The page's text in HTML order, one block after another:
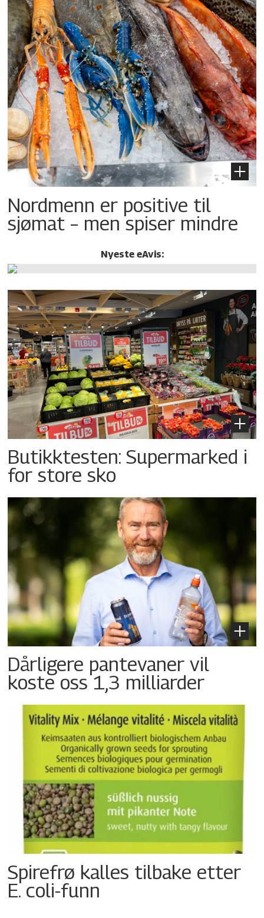
Nordmenn er positive til
sjømat – men spiser mindre
Nyeste eAvis:
Butikktesten: Supermarked i
for store sko
Dårligere pantevaner vil
koste oss 1,3 milliarder
Spirefrø kalles tilbake etter
E. coli-funn